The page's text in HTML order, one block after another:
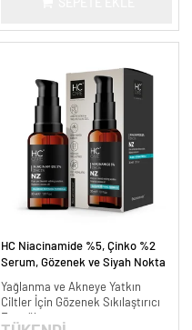
HC Niacinamide %5, Çinko %2
Serum, Gözenek ve Siyah Nokta
30 ml.
Yağlanma ve Akneye Yatkın
Ciltler İçin Gözenek Sıkılaştırıcı